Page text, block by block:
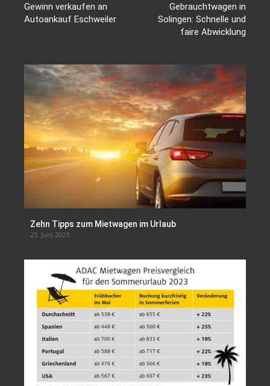
Gewinn verkaufen an
Autoankauf Eschweiler
Gebrauchtwagen in
Solingen: Schnelle und
faire Abwicklung
Zehn Tipps zum Mietwagen im Urlaub
23. Juni 2023